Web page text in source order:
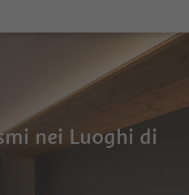
nei Luoghi di